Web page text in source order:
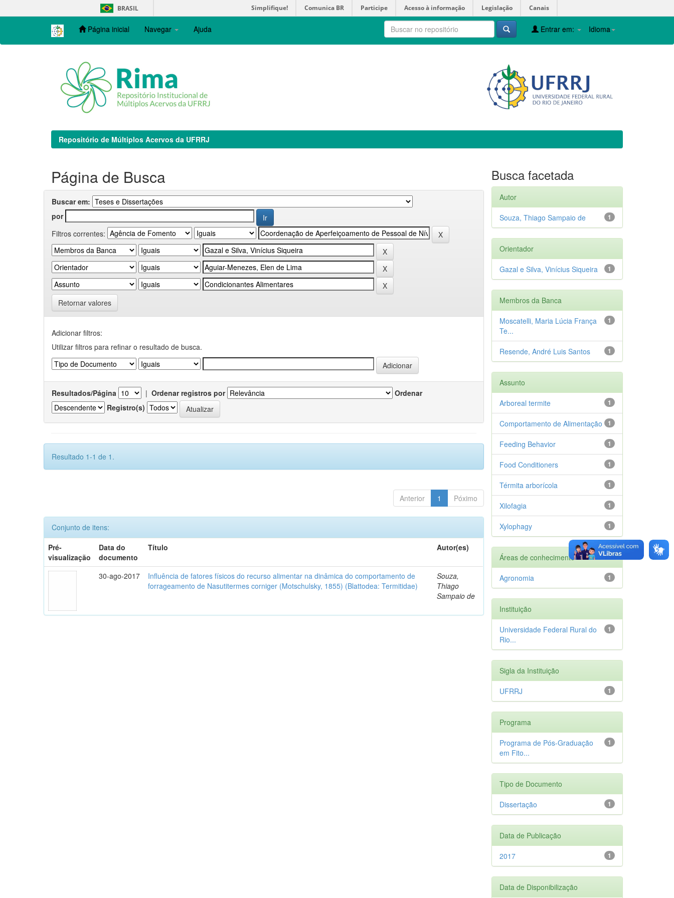
navigation
BRASIL Simplifique! Comunica BR Participe Acesso à informação Legislação Canais
Página inicial Navegar Ajuda Idioma
Entrar em:
Repositório de Múltiplos Acervos da UFRRJ
Página de Busca
Buscar em:
por
Filtros correntes:
Retornar valores
Adicionar filtros:
Utilizar filtros para refinar o resultado de busca.
Resultados/Página | Ordenar registros por
Ordenar
Registro(s)
Resultado 1-1 de 1.
Anterior 1 Póximo
Conjunto de itens:
Pré-
visualização
Data do
documento
Título Autor(es)
30-ago-2017
Influência de fatores físicos do recurso alimentar na dinâmica do comportamento de
forrageamento de Nasutitermes corniger (Motschulsky, 1855) (Blattodea: Termitidae)
Souza,
Thiago
Sampaio de
Busca facetada
Autor
1
Souza, Thiago Sampaio de
Orientador
1
Gazal e Silva, Vinícius Siqueira
Membros da Banca
1
Moscatelli, Maria Lúcia França
Te...
1
Resende, André Luis Santos
Assunto
1
Arboreal termite
1
Comportamento de Alimentação
1
Feeding Behavior
1
Food Conditioners
1
Térmita arborícola
1
Xilofagia
1
Xylophagy
Áreas de conhecimento
1
Agronomia
Instituição
1
Universidade Federal Rural do
Rio...
Sigla da Instituição
1
UFRRJ
Programa
1
Programa de Pós-Graduação
em Fito...
Tipo de Documento
1
Dissertação
Data de Publicação
1
2017
Data de Disponibilização